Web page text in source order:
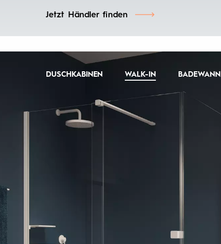
Jetzt Händler finden
DUSCHKABINEN WALK-IN